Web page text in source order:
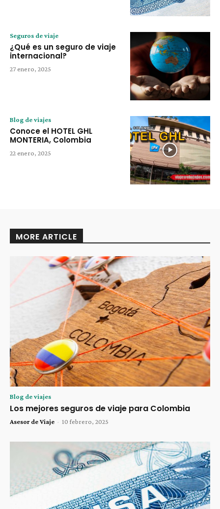
Seguros de viaje
¿Qué es un seguro de viaje
internacional?
27 enero, 2025
Blog de viajes
Conoce el HOTEL GHL
MONTERIA, Colombia
22 enero, 2025
MORE ARTICLE
Blog de viajes
Los mejores seguros de viaje para Colombia
Asesor de Viaje - 10 febrero, 2025